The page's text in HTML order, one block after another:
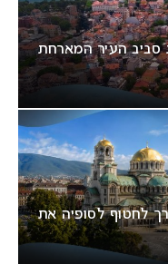
המחלוקת סביב העיר המארחת
2027: בורגס בדרך לחטוף לסופיה את